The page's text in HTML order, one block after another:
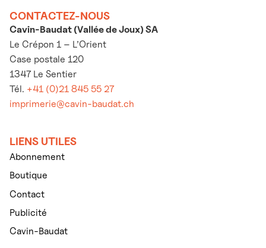
CONTACTEZ-NOUS
Cavin-Baudat (Vallée de Joux) SA
Le Crépon 1 – L’Orient
Case postale 120
1347 Le Sentier
Tél. +41 (0)21 845 55 27
imprimerie@cavin-baudat.ch
LIENS UTILES
Abonnement
Boutique
Contact
Publicité
Cavin-Baudat